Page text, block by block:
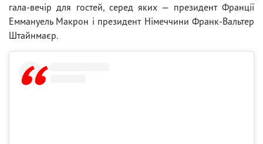
гала-вечір для гостей, серед яких — президент Франції
Еммануель Макрон і президент Німеччини Франк-Вальтер
Штайнмаєр.